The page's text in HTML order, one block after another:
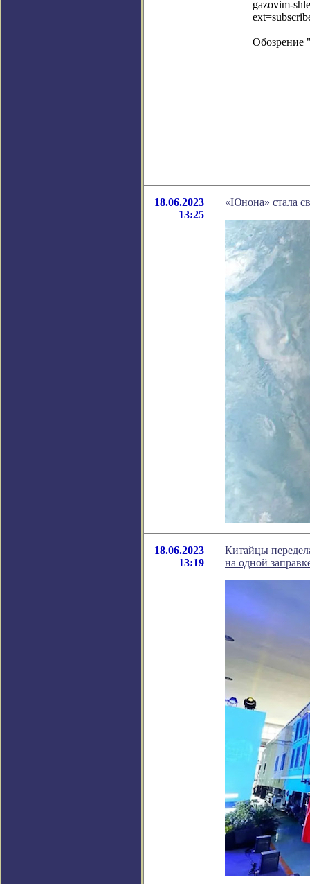
gazovim-
Обозрение
18.06.2023
13:25
«Юнона» стала
18.06.2023
13:19
Китайцы
на одной